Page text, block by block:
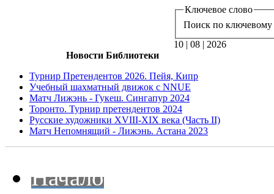
Ключевое слово
Поиск по ключевому
10 | 08 | 2026
Новости Библиотеки
Турнир Претендентов 2026. Пейя, Кипр
Учебный шахматный движок с NNUE
Матч Лижэнь - Гукеш. Сингапур 2024
Торонто. Турнир претендентов 2024
Русские художники XVIII-XIX века (Часть II)
Матч Непомнящий - Лижэнь. Астана 2023
Начало